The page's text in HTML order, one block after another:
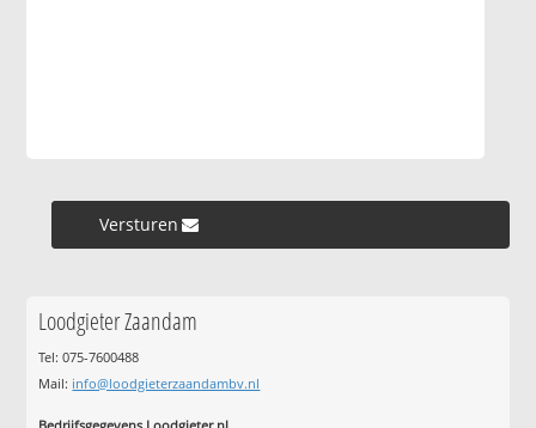
Versturen »
Loodgieter Zaandam
Tel: 075-7600488
Mail: info@loodgieterzaandambv.nl